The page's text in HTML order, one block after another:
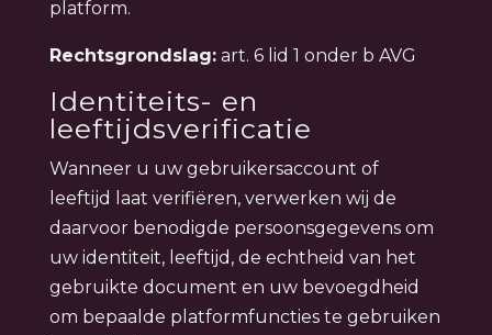
platform.
Rechtsgrondslag:art. 6 lid 1 onder b AVG
Identiteits- en
leeftijdsverificatie
Wanneer u uw gebruikersaccount of
leeftijd laat verifiëren, verwerken wij de
daarvoor benodigde persoonsgegevens om
uw identiteit, leeftijd, de echtheid van het
gebruikte document en uw bevoegdheid
om bepaalde platformfuncties te gebruiken